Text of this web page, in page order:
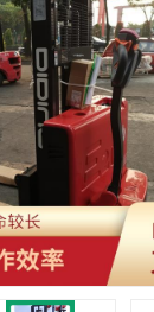
升降货梯
油桶夹具